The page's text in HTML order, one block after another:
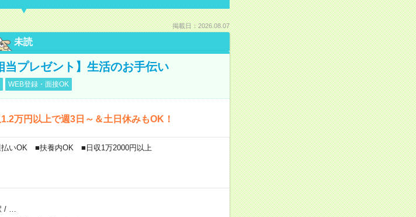
掲載日：2026.08.07
未読
プレゼント】生活のお手伝い
WEB登録・面接OK
万円以上で週3日～＆土日休みもOK！
いOK ■扶養内OK ■日収1万2000円以上
/